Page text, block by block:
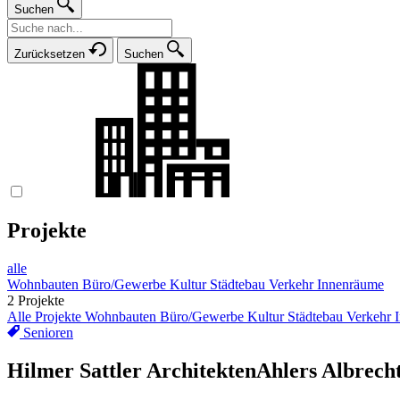
Suchen
Zurücksetzen Suchen
Projekte
alle
Wohnbauten Büro/Gewerbe Kultur Städtebau VerkehrInnenräume
2 Projekte
Alle Projekte Wohnbauten Büro/Gewerbe Kultur Städtebau Verkehr
Senioren
Hilmer Sattler ArchitektenAhlers